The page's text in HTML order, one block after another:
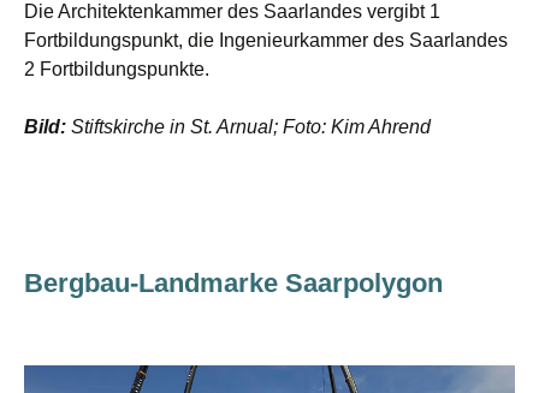
Die Architektenkammer des Saarlandes vergibt 1
Fortbildungspunkt, die Ingenieurkammer des Saarlandes
2 Fortbildungspunkte.
Bild: Stiftskirche in St. Arnual; Foto: Kim Ahrend
Bergbau-Landmarke Saarpolygon